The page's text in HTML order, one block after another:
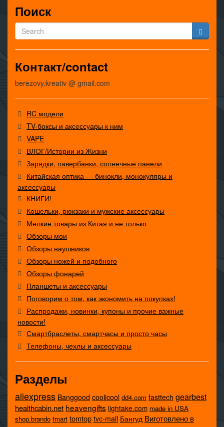
Поиск
Контакт/contact
berezovy.kreativ @ gmail.com
RC модели
TV-боксы и аксессуары к ним
VAPE
ВЛОГ/Истории из Жизни
Зарядки, павербанки, солнечные панели
Китайская оптика — бинокли, монокуляры и
аксессуары
КНИГИ!
Кошельки, рюкзаки и мужские аксессуары
Мелкие товары из Китая и не только
Обзоры мои
Обзоры наушников
Обзоры ножей и подобного
Обзоры фонарей
Планшеты и аксессуары
Поговорим о том, как экономить на покупках!
Распродажи, новинки, купоны и прочие важные
новости!
Смартбраслеты, смартчасы и просто часы
Телефоны, чехлы и аксессуары
Разделы
aliexpress Banggood coolicool dd4.com fasttech gearbest
healthcabin.net heavengifts lightake.com made in USA
shop.brando tmart tomtop tvc-mall Бангуд Виготовлено в